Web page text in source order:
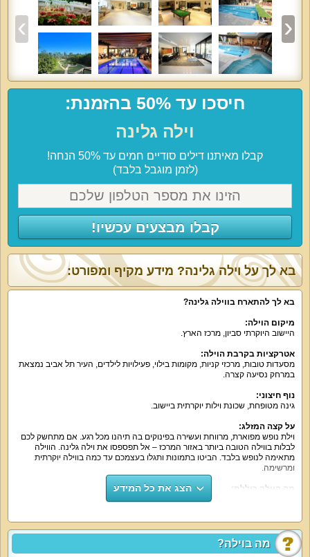
חיסכו עד 50% בהזמנת:
וילה גלינה
קבלו מאיתנו דילים סודיים חמים עד 50% הנחה!
(לזמן מוגבל בלבד)
קבלו מבצעים עכשיו!
מה בוילה?
בא לך על וילה גלינה? מידע מקיף ומפורט:
בא לך להתארח בווילה גלינה?
מיקום הוילה:
היישוב היוקרתי סביון, מרכז הארץ.
אטרקציות בקרבת הוילה:
מסעדות טובות, מרכזי קניות, מקומות בילוי, פעילויות לילדים, העיר תל אביב נמצאת
במרחק נסיעה קצרה.
נוף חיצוני:
גינה מטופחת, שכונת וילות יוקרתית ביישוב.
על קצה המזלג:
וילת נופש מפוארת, מרווחת ועשירה בפינוקים בה תיהנו מכל רגע. אם מתחשק לכם
לבלות בווילה הטובה ביותר באזור המרכז – אל תפספסו את וילה גלינה. הווילה
מתאימה לנופש בלבד. הביטו בתמונות ותגלו בעצמכם עד כמה בווילה יוקרתית
ומרשימה.
מה הוילה כוללת
לינה ב-9 חדרי שינה עם מיטה זוגית, מזרן אורתופדי נוח, מיזוג אוויר, שידות, ארון,
רחצה ו9 שירותים. חדרי השינה כולם מפנקים, נוחים ורומנטיים.
בסלון המפנק של וילה גלינה תבלו עם פינת ישיבה מרווחת ונוחה, מסך גדול 60
אינטש, ממיר הוט עם כל הערוצים האהובים.
מטבח מעוצב ומאובזר יעמוד לרשותכם עם מקרר גדול, מיקרוגל, תנור אפייה, כיריים
הצג את כל המידע